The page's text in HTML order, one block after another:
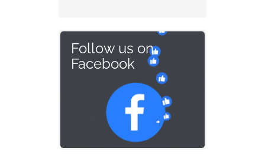
Follow us on
Facebook